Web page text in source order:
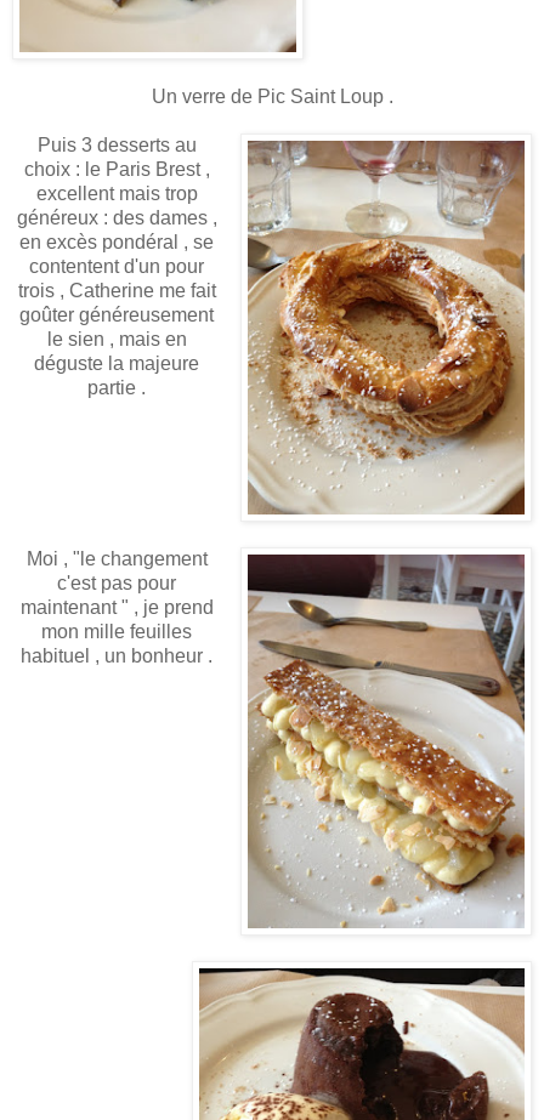
Un verre de Pic Saint Loup .
Puis 3 desserts au
choix : le Paris Brest ,
excellent mais trop
généreux : des dames ,
en excès pondéral , se
contentent d'un pour
trois , Catherine me fait
goûter généreusement
le sien , mais en
déguste la majeure
partie .
Moi , "le changement
c'est pas pour
maintenant " , je prend
mon mille feuilles
habituel , un bonheur .